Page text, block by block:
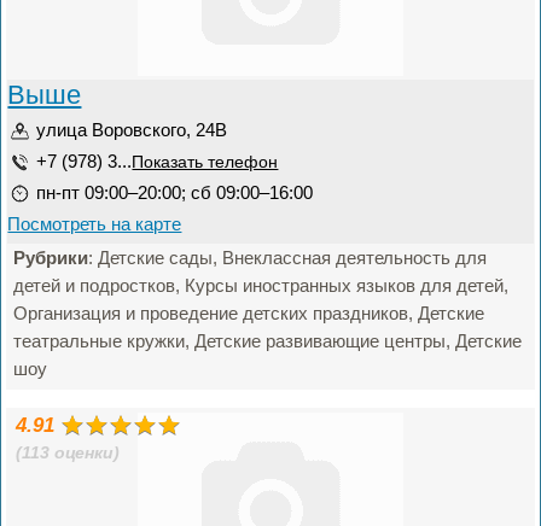
Выше
улица Воровского, 24В
+7 (978) 3... Показать телефон
пн-пт 09:00–20:00; сб 09:00–16:00
Посмотреть на карте
Рубрики: Детские сады, Внеклассная деятельность для
детей и подростков, Курсы иностранных языков для детей,
Организация и проведение детских праздников, Детские
театральные кружки, Детские развивающие центры, Детские
шоу
4.91
(113 оценки)